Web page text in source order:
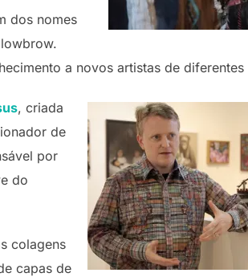
dos nomes
a novos artistas de diferentes
, criada
de
por
do
colagens
capas de